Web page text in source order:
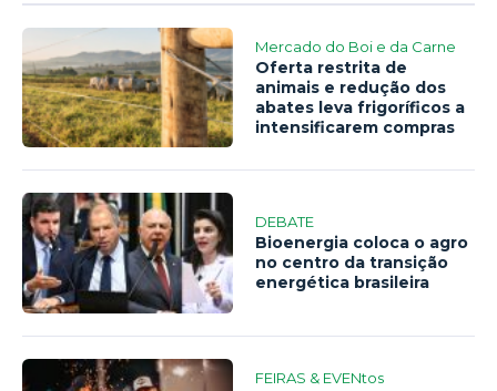
Mercado do Boi e da Carne
Oferta restrita de
animais e redução dos
abates leva frigoríficos a
intensificarem compras
DEBATE
Bioenergia coloca o agro
no centro da transição
energética brasileira
FEIRAS & EVENtos